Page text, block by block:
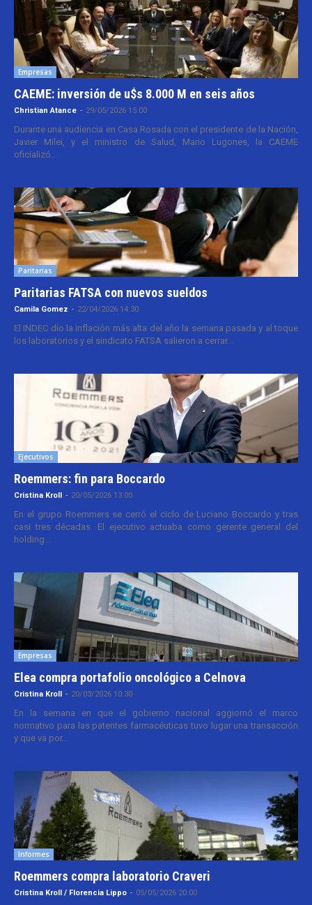
Empresas
CAEME: inversión de u$s 8.000 M en seis años
Christian Atance - 29/05/2026 15:00
Durante una audiencia en Casa Rosada con el presidente de la Nación,
Javier Milei, y el ministro de Salud, Mario Lugones, la CAEME
oficializó...
Paritarias
Paritarias FATSA con nuevos sueldos
Camila Gomez - 22/04/2026 14:30
El INDEC dio la inflación más alta del año la semana pasada y al toque
los laboratorios y el sindicato FATSA salieron a cerrar...
Ejecutivos
Roemmers: fin para Boccardo
Cristina Kroll - 20/05/2026 13:00
En el grupo Roemmers se cerró el ciclo de Luciano Boccardo y tras
casi tres décadas. El ejecutivo actuaba como gerente general del
holding...
Empresas
Elea compra portafolio oncológico a Celnova
Cristina Kroll - 20/03/2026 10:30
En la semana en que el gobierno nacional aggiornó el marco
normativo para las patentes farmacéuticas tuvo lugar una transacción
y que va por...
Informes
Roemmers compra laboratorio Craveri
Cristina Kroll / Florencia Lippo - 05/05/2026 20:00